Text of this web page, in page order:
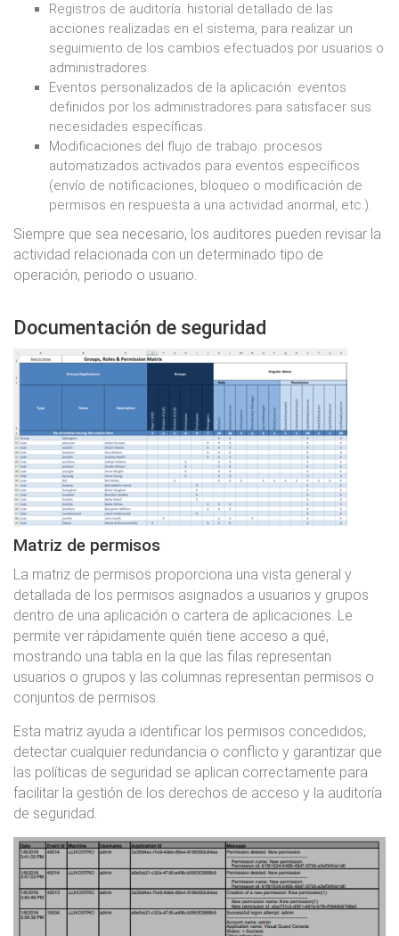
Registros de auditoría: historial detallado de las
acciones realizadas en el sistema, para realizar un
seguimiento de los cambios efectuados por usuarios o
administradores.
Eventos personalizados de la aplicación: eventos
definidos por los administradores para satisfacer sus
necesidades específicas.
Modificaciones del flujo de trabajo: procesos
automatizados activados para eventos específicos
(envío de notificaciones, bloqueo o modificación de
permisos en respuesta a una actividad anormal, etc.).
Siempre que sea necesario, los auditores pueden revisar la
actividad relacionada con un determinado tipo de
operación, periodo o usuario.
Documentación de seguridad
Matriz de permisos
La matriz de permisos proporciona una vista general y
detallada de los permisos asignados a usuarios y grupos
dentro de una aplicación o cartera de aplicaciones. Le
permite ver rápidamente quién tiene acceso a qué,
mostrando una tabla en la que las filas representan
usuarios o grupos y las columnas representan permisos o
conjuntos de permisos.
Esta matriz ayuda a identificar los permisos concedidos,
detectar cualquier redundancia o conflicto y garantizar que
las políticas de seguridad se aplican correctamente para
facilitar la gestión de los derechos de acceso y la auditoría
de seguridad.